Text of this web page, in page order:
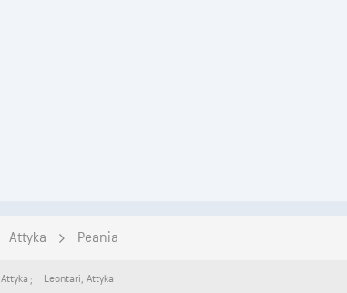
Attyka Peania
Attyka Leontari, Attyka